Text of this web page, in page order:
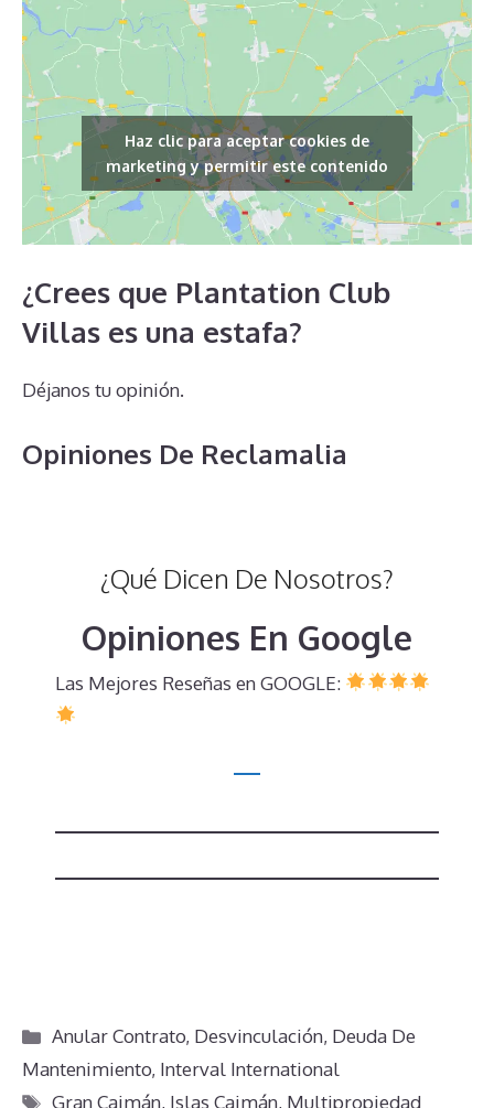
Haz clic para aceptar cookies de
marketing y permitir este contenido
¿Crees que Plantation Club
Villas es una estafa?
Déjanos tu opinión.
Opiniones De Reclamalia
¿Qué Dicen De Nosotros?
Opiniones En Google
Las Mejores Reseñas en GOOGLE:
Categorías
Anular Contrato, Desvinculación, Deuda De
Mantenimiento, Interval International
Etiquetas
Gran Caimán, Islas Caimán, Multipropiedad